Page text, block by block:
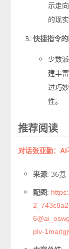
示走
的现实
快捷指令
少数
建丰
过巧
性。
推荐阅读
对话张亚勤：
来源: 36氪
配图:
plv-